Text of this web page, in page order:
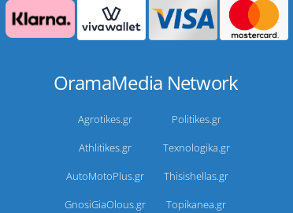
OramaMedia Network
Agrotikes.gr
Politikes.gr
Athlitikes.gr
Texnologika.gr
AutoMotoPlus.gr
Thisishellas.gr
GnosiGiaOlous.gr
Topikanea.gr